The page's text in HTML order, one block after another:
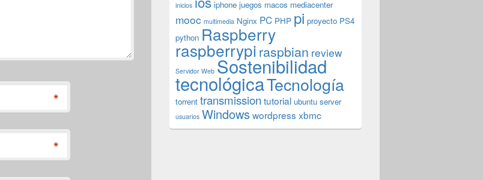
*
*
inicios
iphone juegos macos mediacenter
mooc multimedia Nginx PC PHP pi proyecto PS4
python Raspberry
raspberrypi raspbian review
Servidor Web Sostenibilidad
tecnológicaTecnología
torrent transmission tutorial ubuntu server
usuarios Windowswordpress xbmc